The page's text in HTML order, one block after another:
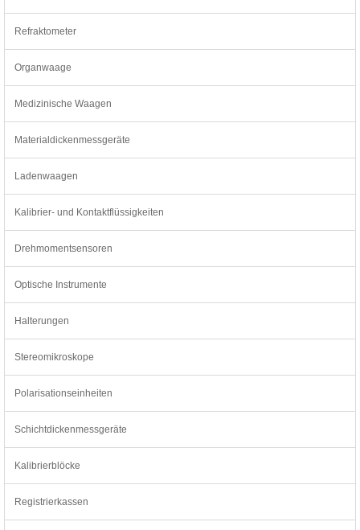
Refraktometer
Organwaage
Medizinische Waagen
Materialdickenmessgeräte
Ladenwaagen
Kalibrier- und Kontaktflüssigkeiten
Drehmomentsensoren
Optische Instrumente
Halterungen
Stereomikroskope
Polarisationseinheiten
Schichtdickenmessgeräte
Kalibrierblöcke
Registrierkassen